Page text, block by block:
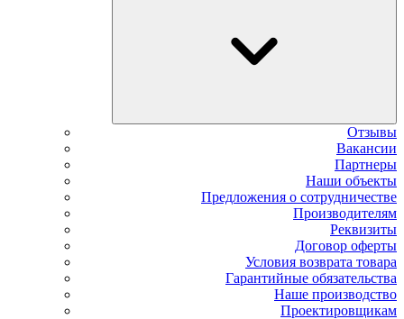
Отзывы
Вакансии
Партнеры
Наши объекты
Предложения о сотрудничестве
Производителям
Реквизиты
Договор оферты
Условия возврата товара
Гарантийные обязательства
Наше производство
Проектировщикам